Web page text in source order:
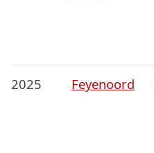
2025 Feyenoord